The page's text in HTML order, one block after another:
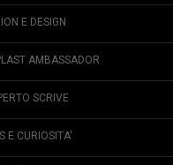
E DESIGN
AMBASSADOR
SCRIVE
E CURIOSITA'